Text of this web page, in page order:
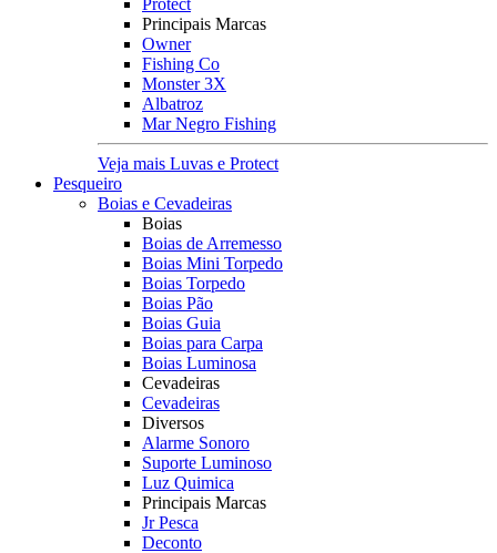
Protect
Principais Marcas
Owner
Fishing Co
Monster 3X
Albatroz
Mar Negro Fishing
Veja mais Luvas e Protect
Pesqueiro
Boias e Cevadeiras
Boias
Boias de Arremesso
Boias Mini Torpedo
Boias Torpedo
Boias Pão
Boias Guia
Boias para Carpa
Boias Luminosa
Cevadeiras
Cevadeiras
Diversos
Alarme Sonoro
Suporte Luminoso
Luz Quimica
Principais Marcas
Jr Pesca
Deconto